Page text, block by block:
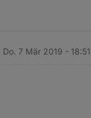
Do. 7 Mär 2019 - 18:51